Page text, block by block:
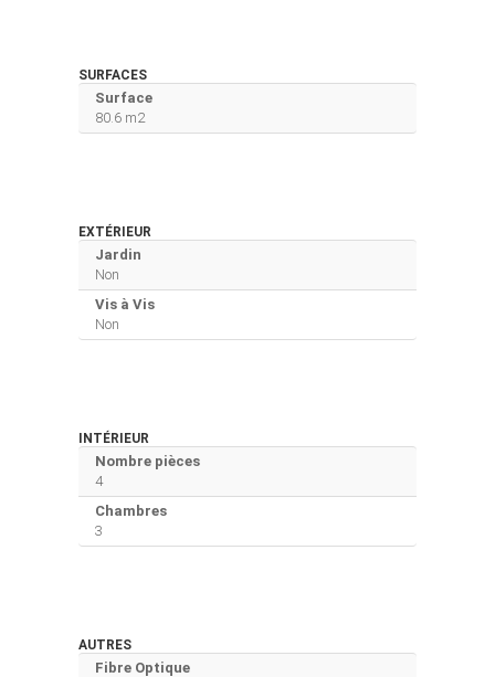
SURFACES
Surface
80.6 m2
EXTÉRIEUR
Jardin
Non
Vis à Vis
Non
INTÉRIEUR
Nombre pièces
4
Chambres
3
AUTRES
Fibre Optique